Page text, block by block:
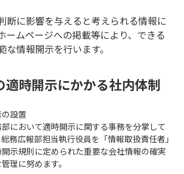
断に影響を与えると考えられる情報に
ームページへの掲載等により、できる
な情報開示を行います。
適時開示にかかる社内体制
設置
において適時開示に関する事務を分掌して
務広報部担当執行役員を「情報取扱責任者」
示規則に定められた重要な会社情報の確実
理に努めます。